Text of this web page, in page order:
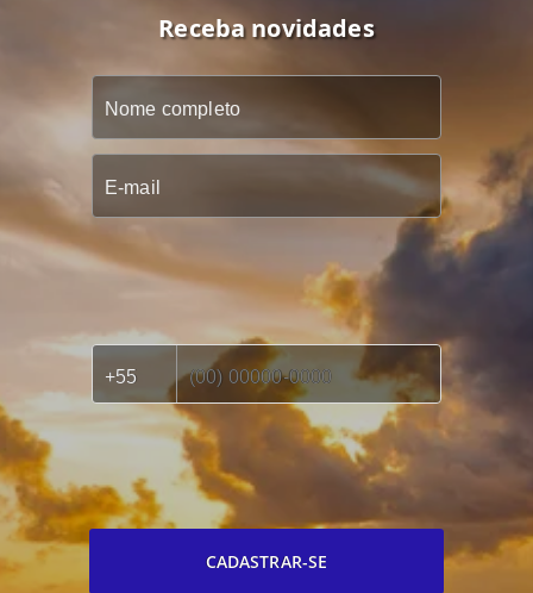
Receba novidades
CADASTRAR-SE